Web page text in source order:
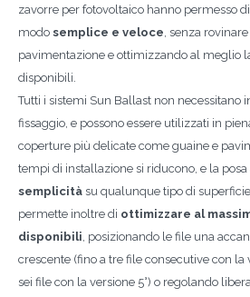
zavorre per fotovoltaico hanno permesso
modo semplice e veloce, senza
pavimentazione e ottimizzando al meglio
disponibili.
Tutti i sistemi Sun Ballast non necessitano
fissaggio, e possono essere utilizzati in
coperture più delicate come guaine e
tempi di installazione si riducono, e la
semplicità su qualunque tipo di
permette inoltre di ottimizzare al
disponibili, posizionando le file una
crescente (fino a tre file consecutive con la
sei file con la versione 5°) o regolando